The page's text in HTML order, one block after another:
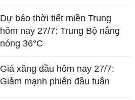
Dự báo thời tiết miền Trung
hôm nay 27/7: Trung Bộ nắng
nóng 36°C
Giá xăng dầu hôm nay 27/7:
Giảm mạnh phiên đầu tuần